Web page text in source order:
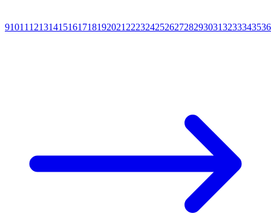
91011 12131415161718192021 222324252627282930313233343536